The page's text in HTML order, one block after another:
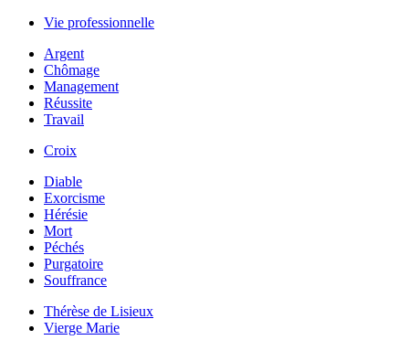
Vie professionnelle
Argent
Chômage
Management
Réussite
Travail
Croix
Diable
Exorcisme
Hérésie
Mort
Péchés
Purgatoire
Souffrance
Thérèse de Lisieux
Vierge Marie